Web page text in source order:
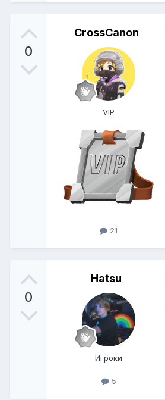
0
CrossCanon
VIP
21
0
Hatsu
Игроки
5